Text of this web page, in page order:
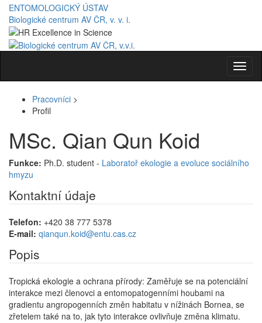
ENTOMOLOGICKÝ ÚSTAV
Biologické centrum AV ČR, v. v. i.
Pracovníci >
Profil
MSc. Qian Qun Koid
Funkce: Ph.D. student - Laboratoř ekologie a evoluce sociálního
hmyzu
Kontaktní údaje
Telefon: +420 38 777 5378
E-mail: qianqun.koid@entu.cas.cz
Popis
Tropická ekologie a ochrana přírody: Zaměřuje se na potenciální
interakce mezi členovci a entomopatogenními houbami na
gradientu angropogenních změn habitatu v nížinách Bornea, se
zřetelem také na to, jak tyto interakce ovlivňuje změna klimatu.